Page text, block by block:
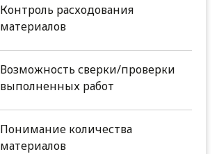
Контроль расходования
материалов
Возможность сверки/проверки
выполненных работ
Понимание количества
материалов